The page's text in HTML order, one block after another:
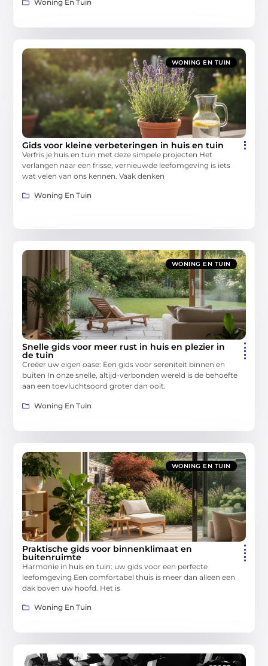
Woning En Tuin
WONING EN TUIN
Gids voor kleine verbeteringen in huis en tuin
Verfris je huis en tuin met deze simpele projecten Het
verlangen naar een frisse, vernieuwde leefomgeving is iets
wat velen van ons kennen. Vaak denken
Woning En Tuin
WONING EN TUIN
Snelle gids voor meer rust in huis en plezier in
de tuin
Creëer uw eigen oase: Een gids voor sereniteit binnen en
buiten In onze snelle, altijd-verbonden wereld is de behoefte
aan een toevluchtsoord groter dan ooit.
Woning En Tuin
WONING EN TUIN
Praktische gids voor binnenklimaat en
buitenruimte
Harmonie in huis en tuin: uw gids voor een perfecte
leefomgeving Een comfortabel thuis is meer dan alleen een
dak boven uw hoofd. Het is
Woning En Tuin